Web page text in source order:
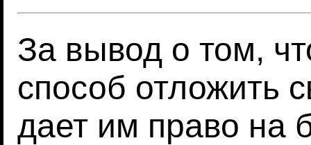
За вывод о том,
способ отложить
дает им право на